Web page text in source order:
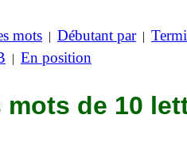
mots | Débutant par|
| En position
mots de 10